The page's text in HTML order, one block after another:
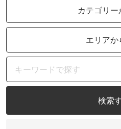
カテゴリ
エリアか
検索